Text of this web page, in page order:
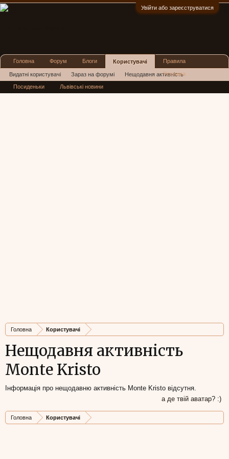
Увійти або зареєструватися
Головна Користувачі
Нещодавня активність
Monte Kristo
Інформація про нещодавню активність Monte Kristo відсутня.
а де твій аватар? :)
Головна Користувачі
Головна Форум Блоги Користувачі
Видатні користувачі Зараз на форумі Нещодавня активність
Нові повідомлення профілю
Правила
Реклама
Посиденьки Львівські новини